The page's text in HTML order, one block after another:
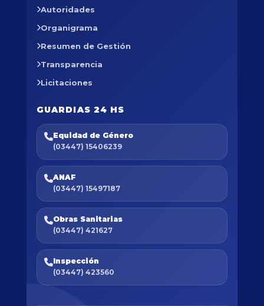
Autoridades
Organigrama
Resumen de Gestión
Transparencia
Licitaciones
GUARDIAS 24 HS
Equidad de Género
(03447) 15406239
ANAF
(03447) 15497187
Obras Sanitarias
(03447) 421627
Inspección
(03447) 423560